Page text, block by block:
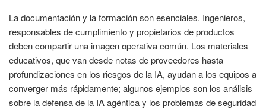
La documentación y la formación son esenciales. Ingenieros,
responsables de cumplimiento y propietarios de productos
deben compartir una imagen operativa común. Los materiales
educativos, que van desde notas de proveedores hasta
profundizaciones en los riesgos de la IA, ayudan a los equipos a
converger más rápidamente; algunos ejemplos son los análisis
sobre la defensa de la IA agéntica y los problemas de seguridad